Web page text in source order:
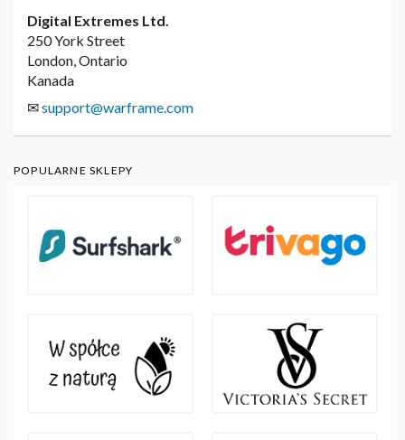
Digital Extremes Ltd.
250 York Street
London, Ontario
Kanada
✉support@warframe.com
POPULARNE SKLEPY